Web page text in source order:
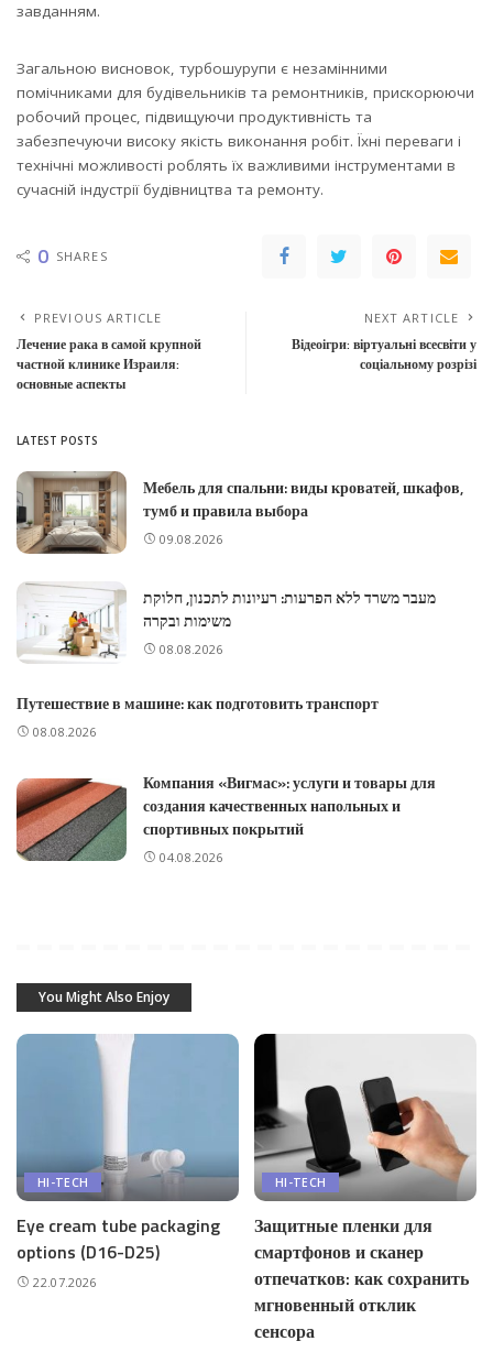
завданням.
Загальною висновок, турбошурупи є незамінними
помічниками для будівельників та ремонтників, прискорюючи
робочий процес, підвищуючи продуктивність та
забезпечуючи високу якість виконання робіт. Їхні переваги і
технічні можливості роблять їх важливими інструментами в
сучасній індустрії будівництва та ремонту.
0 SHARES
PREVIOUS ARTICLE
Лечение рака в самой крупной
частной клинике Израиля:
основные аспекты
NEXT ARTICLE
Відеоігри: віртуальні всесвіти у
соціальному розрізі
LATEST POSTS
Мебель для спальни: виды кроватей, шкафов,
тумб и правила выбора
09.08.2026
מעבר משרד ללא הפרעות: רעיונות לתכנון, חלוקת
משימות ובקרה
08.08.2026
Путешествие в машине: как подготовить транспорт
08.08.2026
Компания «Вигмас»: услуги и товары для
создания качественных напольных и
спортивных покрытий
04.08.2026
You Might Also Enjoy
HI-TECH
Eye cream tube packaging
options (D16-D25)
22.07.2026
HI-TECH
Защитные пленки для
смартфонов и сканер
отпечатков: как сохранить
мгновенный отклик
сенсора